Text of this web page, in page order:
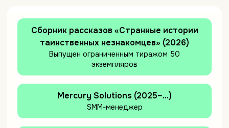
Сборник рассказов «Странные истории
таинственных незнакомцев» (2026)
Выпущен ограниченным тиражом 50
экземпляров
Mercury Solutions (2025–...)
SMM-менеджер